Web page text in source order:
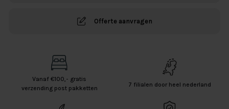
Offerte aanvragen
Vanaf €100,- gratis
verzending post pakketten
7 filialen door heel nederland